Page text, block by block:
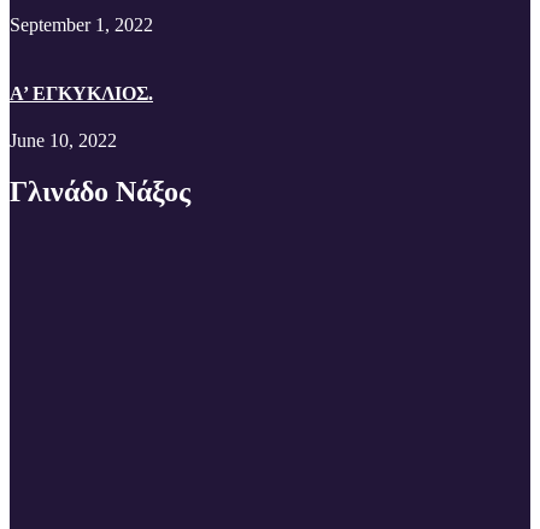
September 1, 2022
A’ EΓΚΥΚΛΙΟΣ.
June 10, 2022
Γλινάδο Νάξος